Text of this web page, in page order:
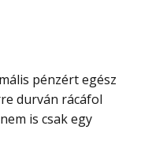
pénzért egész
durván rácáfol
is csak egy